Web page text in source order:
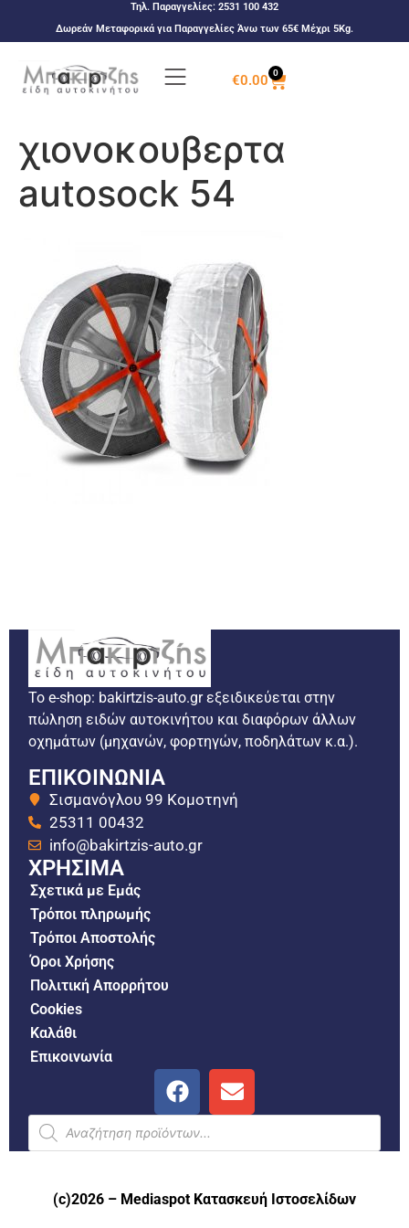
Τηλ. Παραγγελίες: 2531 100 432
Δωρεάν Μεταφορικά για Παραγγελίες Άνω των 65€ Μέχρι 5Kg.
€0.00 0
χιονοκουβερτα
autosock 54
Το e-shop: bakirtzis-auto.gr εξειδικεύεται στην
πώληση ειδών αυτοκινήτου και διαφόρων άλλων
οχημάτων (μηχανών, φορτηγών, ποδηλάτων κ.α.).
ΕΠΙΚΟΙΝΩΝΙΑ
Σισμανόγλου 99 Κομοτηνή
25311 00432
info@bakirtzis-auto.gr
ΧΡΗΣΙΜΑ
Σχετικά με Εμάς
Τρόποι πληρωμής
Τρόποι Αποστολής
Όροι Χρήσης
Πολιτική Απορρήτου
Cookies
Καλάθι
Επικοινωνία
(c)2026 – Mediaspot Κατασκευή Ιστοσελίδων